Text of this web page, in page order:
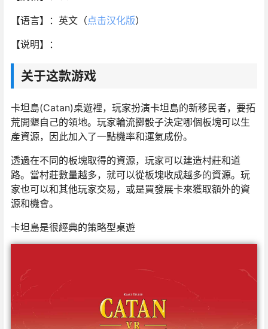
【语言】：英文（点击汉化版）
【说明】：
关于这款游戏
卡坦島(Catan)桌遊裡，玩家扮演卡坦島的新移民者，要拓
荒開墾自己的領地。玩家輪流擲骰子決定哪個板塊可以生
產資源，因此加入了一點機率和運氣成份。
透過在不同的板塊取得的資源，玩家可以建造村莊和道
路。當村莊數量越多，就可以從板塊收成越多的資源。玩
家也可以和其他玩家交易，或是買發展卡來獲取額外的資
源和機會。
卡坦島是很經典的策略型桌遊